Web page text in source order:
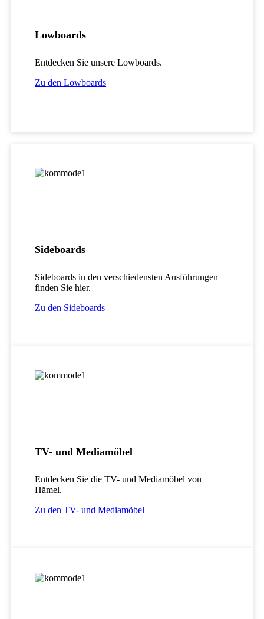
Lowboards
Entdecken Sie unsere Lowboards.
Zu den Lowboards
Sideboards
Sideboards in den verschiedensten Ausführungen
finden Sie hier.
Zu den Sideboards
TV- und Mediamöbel
Entdecken Sie die TV- und Mediamöbel von
Hämel.
Zu den TV- und Mediamöbel